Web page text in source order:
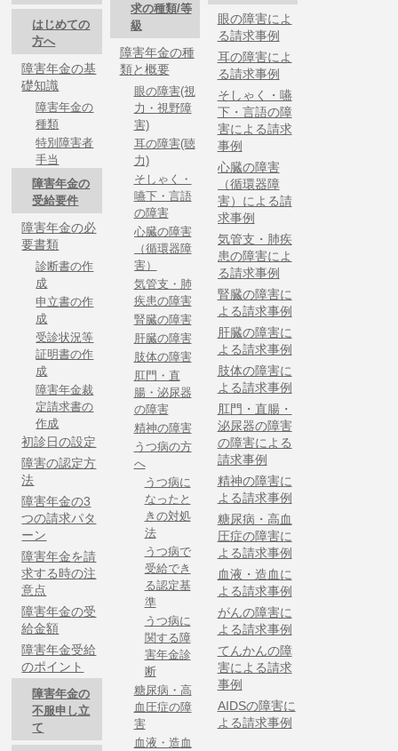
はじめての
方へ
障害年金の基
礎知識
障害年金の
種類
特別障害者
手当
障害年金の
受給要件
障害年金の必
要書類
診断書の作
成
申立書の作
成
受診状況等
証明書の作
成
障害年金裁
定請求書の
作成
初診日の設定
障害の認定方
法
障害年金の3
つの請求パタ
ーン
障害年金を請
求する時の注
意点
障害年金の受
給金額
障害年金受給
のポイント
障害年金の
不服申し立
て
求の種類/等
級
障害年金の種
類と概要
眼の障害(視
力・視野障
害)
耳の障害(聴
力)
そしゃく・
嚥下・言語
の障害
心臓の障害
（循環器障
害）
気管支・肺
疾患の障害
腎臓の障害
肝臓の障害
肢体の障害
肛門・直
腸・泌尿器
の障害
精神の障害
うつ病の方
へ
うつ病に
なったと
きの対処
法
うつ病で
受給でき
る認定基
準
うつ病に
関する障
害年金診
断
糖尿病・高
血圧症の障
害
血液・造血
眼の障害によ
る請求事例
耳の障害によ
る請求事例
そしゃく・嚥
下・言語の障
害による請求
事例
心臓の障害
（循環器障
害）による請
求事例
気管支・肺疾
患の障害によ
る請求事例
腎臓の障害に
よる請求事例
肝臓の障害に
よる請求事例
肢体の障害に
よる請求事例
肛門・直腸・
泌尿器の障害
の障害による
請求事例
精神の障害に
よる請求事例
糖尿病・高血
圧症の障害に
よる請求事例
血液・造血に
よる請求事例
がんの障害に
よる請求事例
てんかんの障
害による請求
事例
AIDSの障害に
よる請求事例